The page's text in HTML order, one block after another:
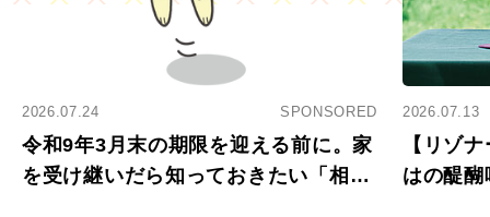
2026.07.24 SPONSORED
令和9年3月末の期限を迎える前に。家
を受け継いだら知っておきたい「相続
2026.07.13
【リゾ
はの醍